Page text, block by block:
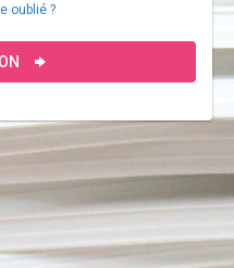
oublié ?